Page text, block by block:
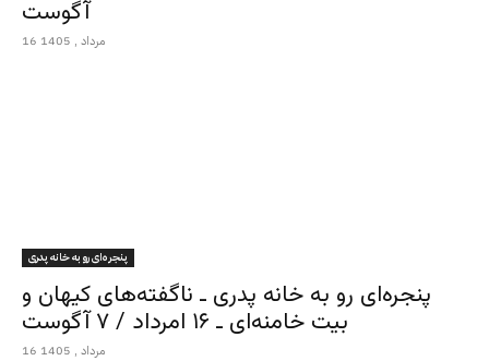
آگوست
16 مرداد , 1405
پنجره‌ای رو به خانه پدری
پنجره‌ای رو به خانه پدری ـ ناگفته‌های کیهان و
بیت خامنه‌ای ـ ۱۶ امرداد / ۷ آگوست
16 مرداد , 1405